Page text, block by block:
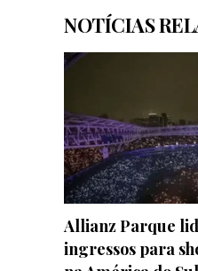
NOTÍCIAS
Allianz Parque
ingressos para